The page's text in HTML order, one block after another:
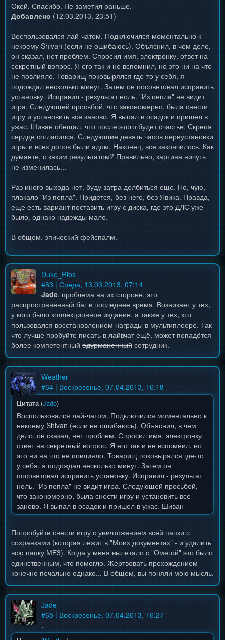
I have a problem
appear the error window
Unable to authorize the DLC.
Please log into the Alliance Network with the account used
to purchase the
DLC From Ashes
(Сам через переводчик делал, так что сильно не ругать
за мой англ)
Он обязательно спросит тебя данные твоего аккаунта
(ответ на секретный вопрос например).
Окей. Спасибо. Не заметил раньше.
Добавлено (12.03.2013, 23:51)
---------------------------------------------
Воспользовался лай-чатом. Подключился моментально к
некоему Shivan (если не ошибаюсь). Объяснил, в чем дело,
он сказал, нет проблем. Спросил имя, электронку, ответ на
секретный вопрос. Я его так и не вспомнил, но это ни на что
не повлияло. Товарищ поковырялся где-то у себя, я
подождал несколько минут. Затем он посоветовал исправить
установку. Исправил - результат ноль. "Из пепла" не видит
игра. Следующей просьбой, что закономерно, была снести
игру и установить все заново. Я выпал в осадок и пришел в
ужас. Шиван обещал, что после этого будет счастье. Скрепя
сердце согласился. Следующие девять часов переустановки
игры и всех допов были адом. Наконец, все закончилось. Как
думаете, с каким результатом? Правильно, картина ничуть
не изменилась...
Раз иного выхода нет, буду затра долбиться еще. Но, чую,
плакало "Из пепла". Придется, без него, без Явика. Правда,
еще есть вариант поставить игру с диска, где это ДЛС уже
было, однако надежды мало.
В общем, эпический фейспалм.
Duke_Rios
#63 | Среда, 13.03.2013, 07:14
Jade, проблема на их стороне, это
распространённый баг в последнее время. Возникает у тех,
у кого было коллекционное издание, а также у тех, кто
пользовался восстановлением награды в мультиплеере. Так
что лучше пробуйте писать в лайвчат ещё, может попадётся
более компетентный одурманенный сотрудник.
Weather
#64 | Воскресенье, 07.04.2013, 16:18
Цитата(Jade)
Воспользовался лай-чатом. Подключился моментально к
некоему Shivan (если не ошибаюсь). Объяснил, в чем
дело, он сказал, нет проблем. Спросил имя, электронку,
ответ на секретный вопрос. Я его так и не вспомнил, но
это ни на что не повлияло. Товарищ поковырялся где-то
у себя, я подождал несколько минут. Затем он
посоветовал исправить установку. Исправил - результат
ноль. "Из пепла" не видит игра. Следующей просьбой,
что закономерно, была снести игру и установить все
заново. Я выпал в осадок и пришел в ужас. Шиван
обещал, что после этого будет счастье. Скрепя сердце
игры и всех допов были адом. Наконец, все закончилось.
Как думаете, с каким результатом? Правильно, картина
ничуть не изменилась...
Раз иного выхода нет, буду затра долбиться еще. Но,
чую, плакало "Из пепла". Придется, без него, без Явика.
Правда, еще есть вариант поставить игру с диска, где это
ДЛС уже было, однако надежды мало.
В общем, эпический фейспалм.
Попробуйте снести игру с уничтожением всей папки с
сохранками (которая лежит в "Моих документах" - и удалить
всю папку МЕ3). Когда у меня вылетало с "Омегой" это было
единственным, что помогло. Жертвовать прохождением
конечно печально однако... В общем, вы поняли мою мысль.
Jade
#65 | Воскресенье, 07.04.2013, 16:27
.